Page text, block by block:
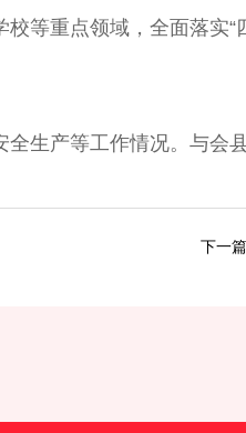
等重点领域，全面落实
产等工作情况。与会县
下一篇